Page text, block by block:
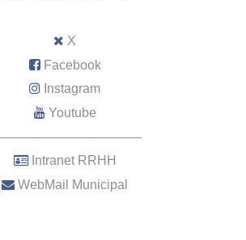
X
Facebook
Instagram
Youtube
Intranet RRHH
WebMail Municipal